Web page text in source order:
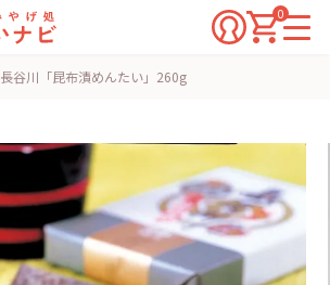
0
長谷川「昆布漬めんたい」260g